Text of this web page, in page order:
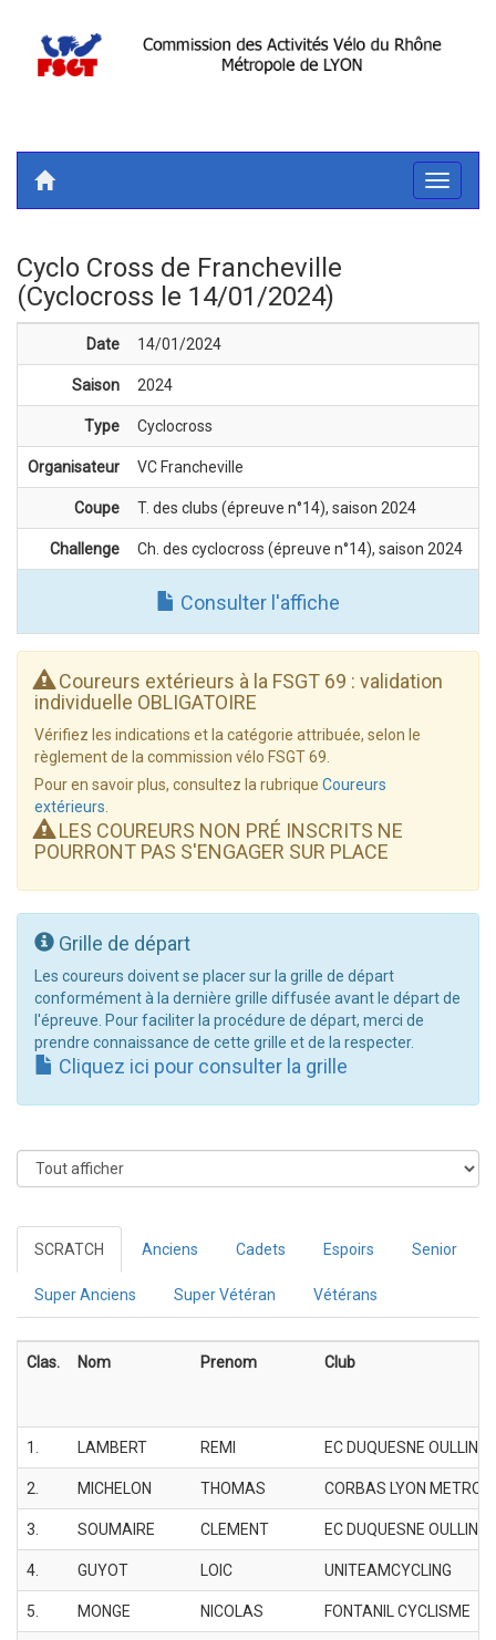
Toggle
Cyclo Cross de Francheville
(Cyclocross le 14/01/2024)
Date 14/01/2024
Saison 2024
Type Cyclocross
Organisateur VC Francheville
Coupe T. des clubs (épreuve n°14), saison 2024
Challenge Ch. des cyclocross (épreuve n°14), saison 2024
Consulter l'affiche
Coureurs extérieurs à la FSGT 69 : validation
individuelle OBLIGATOIRE
Vérifiez les indications et la catégorie attribuée, selon le
règlement de la commission vélo FSGT 69.
Pour en savoir plus, consultez la rubrique Coureurs
extérieurs
LES COUREURS NON PRÉ INSCRITS NE
POURRONT PAS S'ENGAGER SUR PLACE
Grille de départ
Les coureurs doivent se placer sur la grille de départ
conformément à la dernière grille diffusée avant le départ de
l'épreuve. Pour faciliter la procédure de départ, merci de
prendre connaissance de cette grille et de la respecter.
Cliquez ici pour consulter la grille
SCRATCH Anciens Cadets Espoirs Senior
Super Anciens Super Vétéran Vétérans
Clas. Nom Prenom Club
1. LAMBERT REMI EC DUQUESNE OULLINS
2. MICHELON THOMAS CORBAS LYON
3. SOUMAIRE CLEMENT EC DUQUESNE OULLINS
4. GUYOT LOIC UNITEAMCYCLING
5. MONGE NICOLAS FONTANIL CYCLISME